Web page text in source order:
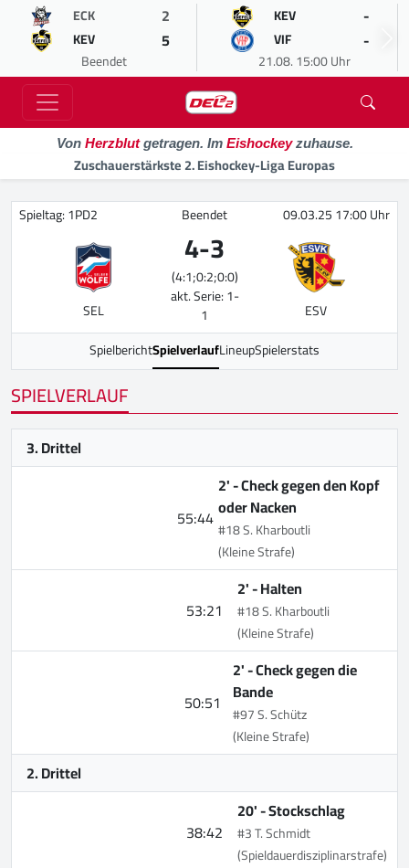
ECK 2
KEV 5
Beendet
KEV -
VIF -
21.08. 15:00 Uhr
Von Herzblutgetragen. Im Eishockeyzuhause.
Zuschauerstärkste 2. Eishockey-Liga Europas
Spieltag: 1PD2 Beendet 09.03.25 17:00 Uhr
SEL
4-3
(4:1;0:2;0:0)
akt. Serie: 1-
1
ESV
SpielberichtSpielverlaufLineupSpielerstats
SPIELVERLAUF
3. Drittel
55:44
2' -Check gegen den Kopf
oder Nacken
#18 S. Kharboutli
(Kleine Strafe)
53:21
2' -Halten
#18 S. Kharboutli
(Kleine Strafe)
50:51
2' -Check gegen die
Bande
#97 S. Schütz
(Kleine Strafe)
2. Drittel
38:42
20' -Stockschlag
#3 T. Schmidt
(Spieldauerdisziplinarstrafe)